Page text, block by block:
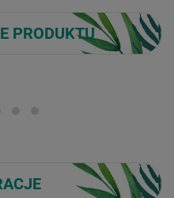
PRODUKTU